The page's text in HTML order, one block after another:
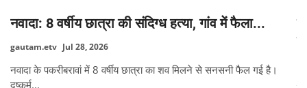
नवादा: 8 वर्षीय छात्रा की संदिग्ध हत्या, गांव में फैला...
gautam.etv Jul 28, 2026
नवादा के पकरीबरावां में 8 वर्षीय छात्रा का शव मिलने से सनसनी फैल गई है।
दुष्कर्म...